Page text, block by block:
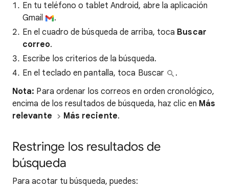
En tu teléfono o tablet Android, abre la aplicación
Gmail
.
En el cuadro de búsqueda de arriba, toca Buscar
correo.
Escribe los criterios de la búsqueda.
En el teclado en pantalla, toca Buscar
.
Nota: Para ordenar los correos en orden cronológico,
encima de los resultados de búsqueda, haz clic en Más
relevante
Más reciente.
Restringe los resultados de
búsqueda
Para acotar tu búsqueda, puedes: